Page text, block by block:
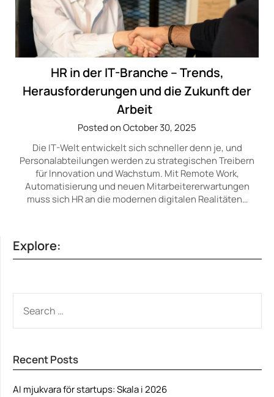
HR in der IT-Branche – Trends,
Herausforderungen und die Zukunft der
Arbeit
Posted on October 30, 2025
Die IT-Welt entwickelt sich schneller denn je, und
Personalabteilungen werden zu strategischen Treibern
für Innovation und Wachstum. Mit Remote Work,
Automatisierung und neuen Mitarbeitererwartungen
muss sich HR an die modernen digitalen Realitäten…
Explore:
FOR:
Recent Posts
AI mjukvara för startups: Skala i 2026